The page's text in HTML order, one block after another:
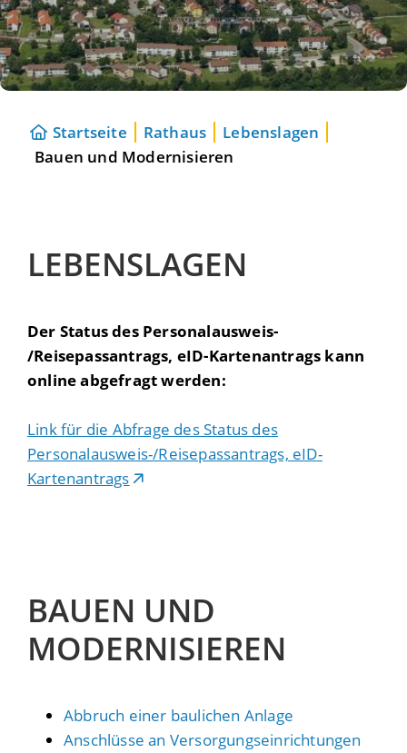
Startseite Rathaus
Lebenslagen
Bauen und Modernisieren
LEBENSLAGEN
Der Status des Personalausweis-
/Reisepassantrags, eID-Kartenantrags kann
online abgefragt werden:
Link für die Abfrage des Status des
Personalausweis-/Reisepassantrags, eID-
Kartenantrags
BAUEN UND
MODERNISIEREN
Abbruch einer baulichen Anlage
Anschlüsse an Versorgungseinrichtungen